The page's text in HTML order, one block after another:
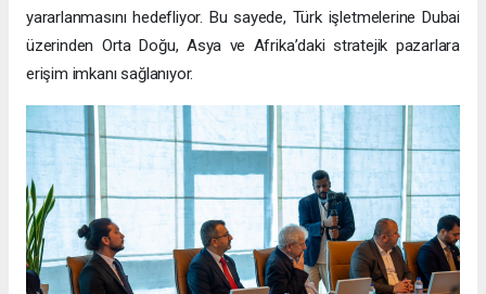
yararlanmasını hedefliyor. Bu sayede, Türk işletmelerine Dubai
üzerinden Orta Doğu, Asya ve Afrika’daki stratejik pazarlara
erişim imkanı sağlanıyor.